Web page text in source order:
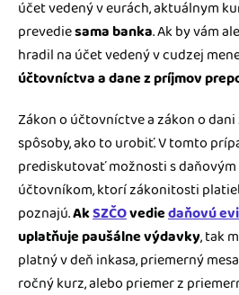
účet vedený v eurách, aktuálnym
prevediesama banka. Ak by vám
hradil na účet vedený v cudzej
účtovníctva a dane z príjmov
Zákon o účtovníctve a zákon o
spôsoby, ako to urobiť. V tomto
prediskutovať možnosti s
účtovníkom, ktorí zákonitosti
poznajú.AkSZČOvediedaňovú
uplatňuje paušálne výdavky, tak
platný v deň inkasa, priemerný
ročný kurz, alebo priemer z